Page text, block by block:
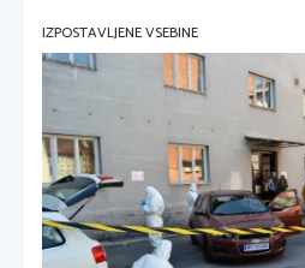
IZPOSTAVLJENE VSEBINE